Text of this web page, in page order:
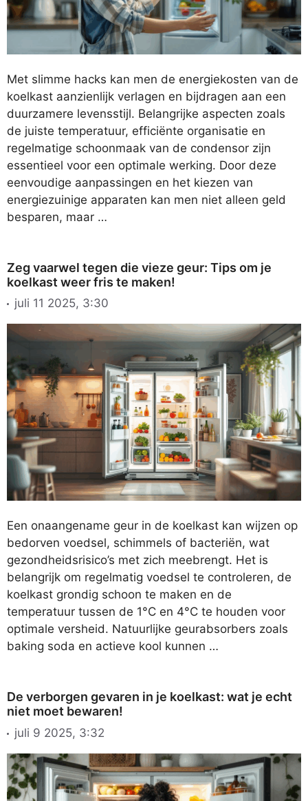
Met slimme hacks kan men de energiekosten van de
koelkast aanzienlijk verlagen en bijdragen aan een
duurzamere levensstijl. Belangrijke aspecten zoals
de juiste temperatuur, efficiënte organisatie en
regelmatige schoonmaak van de condensor zijn
essentieel voor een optimale werking. Door deze
eenvoudige aanpassingen en het kiezen van
energiezuinige apparaten kan men niet alleen geld
besparen, maar …
Zeg vaarwel tegen die vieze geur: Tips om je
koelkast weer fris te maken!
juli 11 2025, 3:30
Een onaangename geur in de koelkast kan wijzen op
bedorven voedsel, schimmels of bacteriën, wat
gezondheidsrisico’s met zich meebrengt. Het is
belangrijk om regelmatig voedsel te controleren, de
koelkast grondig schoon te maken en de
temperatuur tussen de 1°C en 4°C te houden voor
optimale versheid. Natuurlijke geurabsorbers zoals
baking soda en actieve kool kunnen …
De verborgen gevaren in je koelkast: wat je echt
niet moet bewaren!
juli 9 2025, 3:32